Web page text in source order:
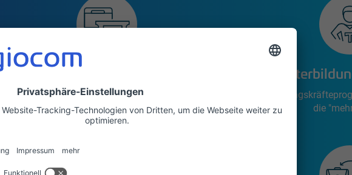
Du erhältst einen finanziellen Zuschuss für deinen
Weg mit dem ÖPNV zur Arbeit.
Unser
die